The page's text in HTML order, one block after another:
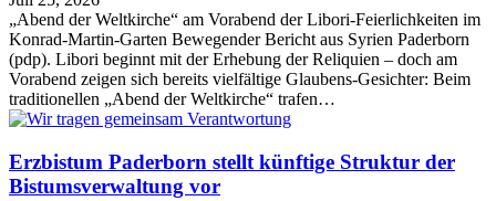
„Abend der Weltkirche“ am Vorabend der Libori-Feierlichkeiten im
Konrad-Martin-Garten Bewegender Bericht aus Syrien Paderborn
(pdp). Libori beginnt mit der Erhebung der Reliquien – doch am
Vorabend zeigen sich bereits vielfältige Glaubens-Gesichter: Beim
traditionellen „Abend der Weltkirche“ trafen…
Erzbistum Paderborn stellt künftige Struktur der
Bistumsverwaltung vor